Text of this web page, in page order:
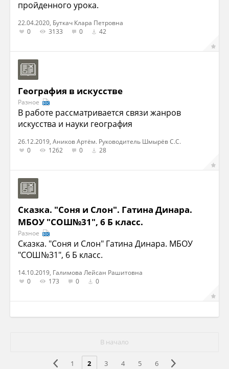
пройденного урока.
22.04.2020, Буткач Клара Петровна
0
3133 0 42
География в искусстве
Разное
В работе рассматривается связи жанров
искусства и науки география
26.12.2019, Аников Артём. Руководитель Шмырёв С.С.
0
1262 0 28
Сказка. "Соня и Слон". Гатина Динара.
МБОУ "СОШ№31", 6 Б класс.
Разное
Сказка. "Соня и Слон" Гатина Динара. МБОУ
"СОШ№31", 6 Б класс.
14.10.2019, Галимова Лейсан Рашитовна
0
173 0 0
В начало
1 2 3 4 5 6